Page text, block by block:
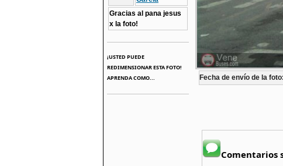
Gracias al pana jesus
x la foto!
¡USTED PUEDE
REDIMENSIONAR ESTA FOTO!
APRENDA COMO...
Fecha de envío de la foto:
Comentarios